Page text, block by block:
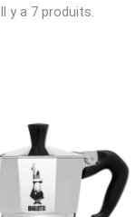
Il y a 7 produits.